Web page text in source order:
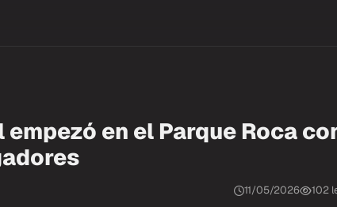
empezó en el Parque Roca
11/05/2026 102